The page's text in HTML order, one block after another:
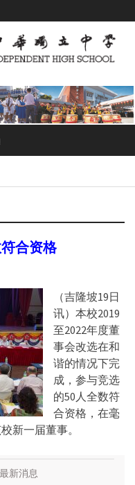
合资格
（吉隆坡19日
讯）本校2019
至2022年度董
事会改选在和
谐的情况下完
成，参与竞选
的50人全数符
合资格，在毫
新一届董事。
新消息